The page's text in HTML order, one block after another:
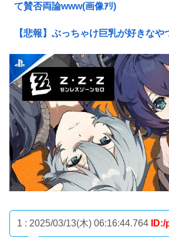
て賛否両論www(画像ｱﾘ)
【悲報】ぶっちゃけ巨乳が好きな
1 : 2025/03/13(木) 06:16:44.764